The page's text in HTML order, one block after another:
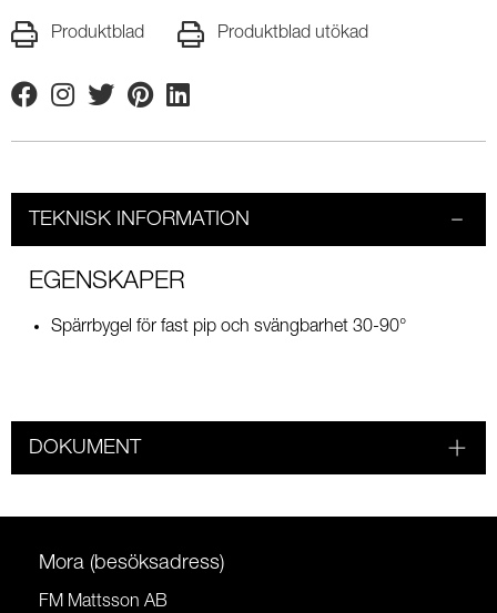
Produktblad Produktblad utökad
FacebookInstagram
TwitterPinterestLinkedin
TEKNISK INFORMATION
EGENSKAPER
Spärrbygel för fast pip och svängbarhet 30-90°
DOKUMENT
Mora (besöksadress)
FM Mattsson AB